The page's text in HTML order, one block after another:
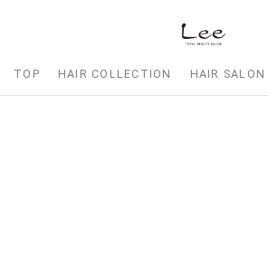
TOP HAIR COLLECTION HAIR SALON